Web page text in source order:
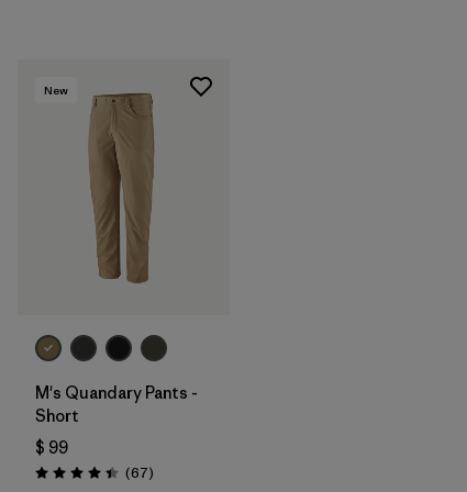
New
M's Quandary Pants -
Short
$ 99
Valoración: 4.4 / 5
(67Comentarios
)